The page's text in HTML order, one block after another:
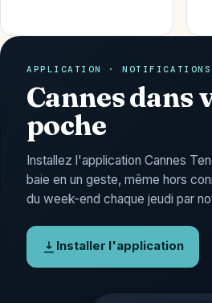
APPLICATION · NOTIFICATIONS
Cannes dans
poche
Installez l'application Cannes
baie en un geste, même hors
du week-end chaque jeudi par
Installer l'application